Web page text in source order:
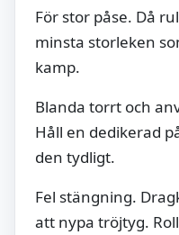
För stor påse. Då
minsta storleken
kamp.
Blanda torrt och
Håll en dedikerad
den tydligt.
Fel stängning.
att nypa tröjtyg.